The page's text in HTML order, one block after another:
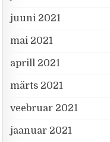
juuni 2021
mai 2021
aprill 2021
märts 2021
veebruar 2021
jaanuar 2021